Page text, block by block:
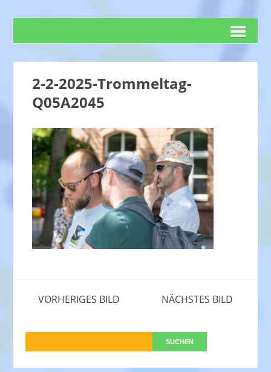
2-2-2025-Trommeltag-
Q05A2045
VORHERIGES BILD NÄCHSTES BILD